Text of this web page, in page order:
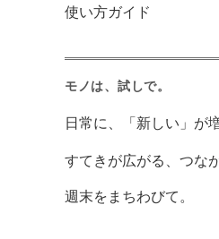
使い方ガイド
モノは、試しで。
日常に、「新しい」が
すてきが広がる、つなが
週末をまちわびて。